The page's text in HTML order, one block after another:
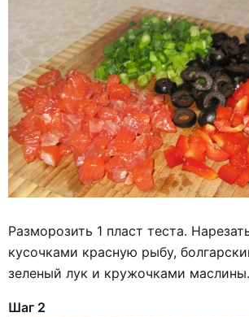
Разморозить 1 пласт теста.
кусочками красную рыбу,
зеленый лук и кружочками маслины.
Шаг 2